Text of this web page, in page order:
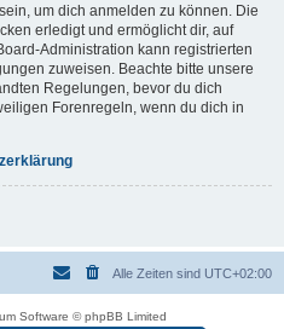
um dich anmelden zu können. Die
erledigt und ermöglicht dir, auf
Administration kann registrierten
zuweisen. Beachte bitte unsere
Regelungen, bevor du dich
Forenregeln, wenn du dich in
Alle Zeiten sind UTC+02:00
Software © phpBB Limited